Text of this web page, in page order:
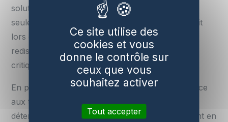
solutions prometteuses. Elles permettent non
seulement de stocker l’excédent d’énergie produit
lors des périodes favorables mais aussi de
redistribuer cette énergie durant les moments
critiques.
En parallèle, la gestion intelligente du réseau grâce
aux technologies numériques joue un rôle
déterminant. Des systèmes sophistiqués analysent en
Ce site utilise des
cookies et vous
donne le contrôle sur
ceux que vous
souhaitez activer
Tout accepter